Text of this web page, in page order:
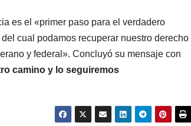
es el «primer paso para el verdadero
cual podamos recuperar nuestro derecho
y federal». Concluyó su mensaje con
camino y lo seguiremos